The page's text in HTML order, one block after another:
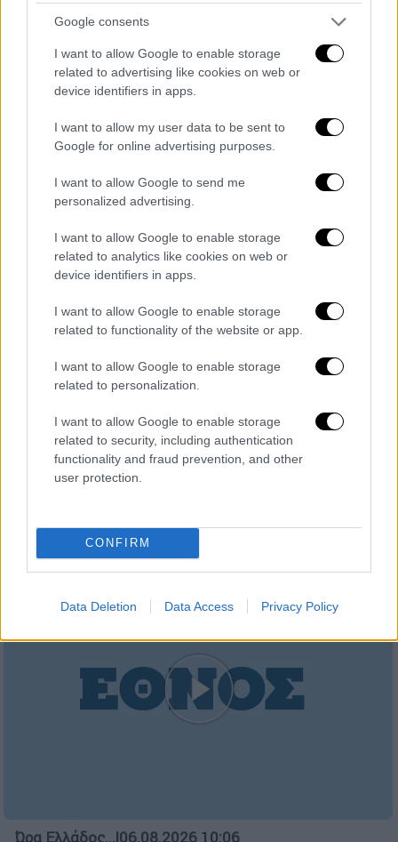
Google consents
I want to allow Google to enable storage
related to advertising like cookies on web or
device identifiers in apps.
I want to allow my user data to be sent to
Google for online advertising purposes.
I want to allow Google to send me
personalized advertising.
I want to allow Google to enable storage
related to analytics like cookies on web or
device identifiers in apps.
I want to allow Google to enable storage
related to functionality of the website or app.
I want to allow Google to enable storage
related to personalization.
I want to allow Google to enable storage
related to security, including authentication
functionality and fraud prevention, and other
user protection.
CONFIRM
Data Deletion Data Access Privacy Policy
Αθλητικό δελτίο ειδήσεων 06/08/2026
ΑΥΤΟ ΤΟ ΔΙΑΒΑΣΕΣ;
Κώστας Ασημακόπουλος
06.08.2026 10:30
Τα «γεράκια» της Ψάθας: Έσωσαν
από τη μεγάλη φωτιά τη γειτονιά
που κάποτε τους έδιωχνε